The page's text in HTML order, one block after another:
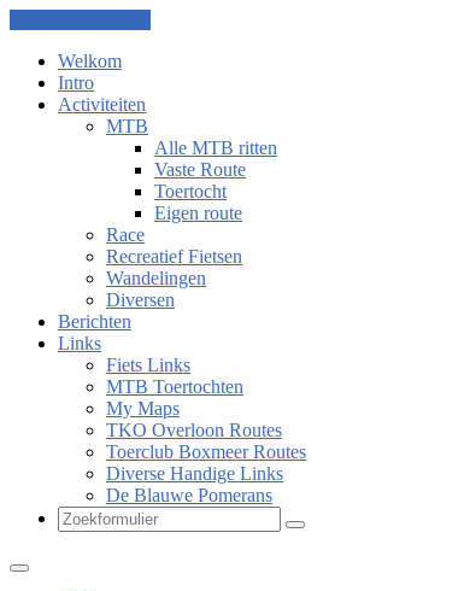
Welkom
Intro
Activiteiten
MTB
Alle MTB ritten
Vaste Route
Toertocht
Eigen route
Race
Recreatief Fietsen
Wandelingen
Diversen
Berichten
Links
Fiets Links
MTB Toertochten
My Maps
TKO Overloon Routes
Toerclub Boxmeer Routes
Diverse Handige Links
De Blauwe Pomerans
Zoeken